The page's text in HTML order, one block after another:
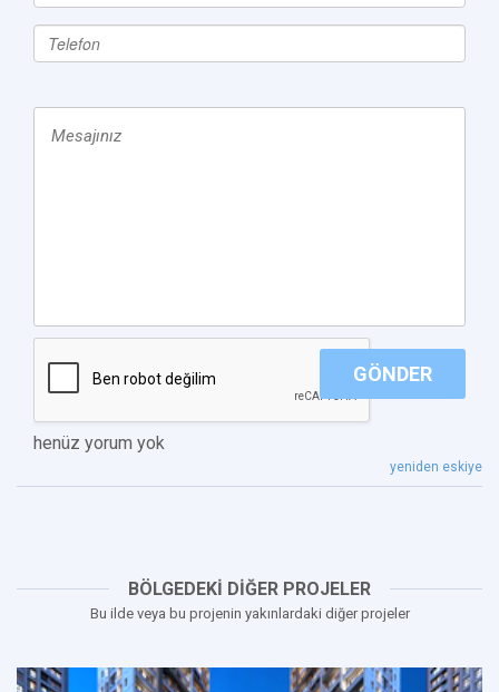
GÖNDER
henüz yorum yok
yeniden eskiye
BÖLGEDEKİ DİĞER PROJELER
Bu ilde veya bu projenin yakınlardaki diğer projeler